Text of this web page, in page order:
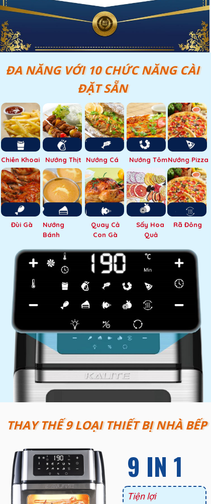
Chiên Khoai Nướng Cá Nướng Tôm
Nướng Thịt Nướng Pizza
Đùi Gà
Quay Cả
Con Gà
Sấy Hoa
Quả
Nướng
Bánh
Rã Đông
ĐA NĂNG VỚI 10 CHỨC NĂNG CÀI
ĐẶT SẴN
9 IN 1
Tiện lợi
THAY THẾ 9 LOẠI THIẾT BỊ NHÀ BẾP